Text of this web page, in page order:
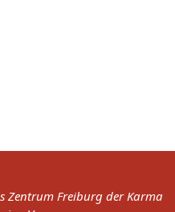
Zentrum Freiburg der Karma